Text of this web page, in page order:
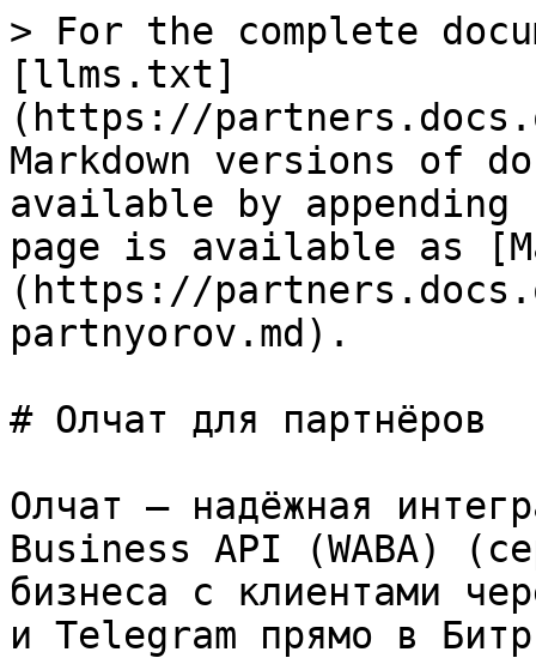
> For the complete
[llms.txt]
(https://
Markdown versions of
available by
page is available as
(https://
partnyorov.md).
# Олчат для партнёров
Олчат — надёжная
Business API (WABA)
бизнеса с клиентами
и Telegram прямо в